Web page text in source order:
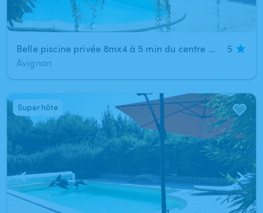
Belle piscine privée 8mx4 à 5 min du centre d'Avignon
5
Avignon
1/13
Superhôte